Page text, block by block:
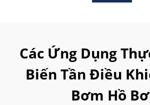
Các Ứng Dụng
Biến Tần Điều
Bơm Hồ